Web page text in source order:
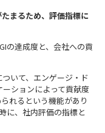
まるため、評価指標に
の達成度と、会社への貢
いて、エンゲージ・ド
ションによって貢献度
れるという機能があり
に、社内評価の指標と